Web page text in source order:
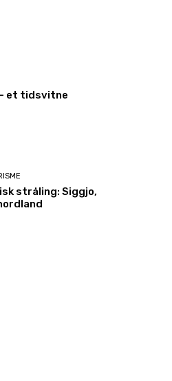
et tidsvitne
stråling: Siggjo,